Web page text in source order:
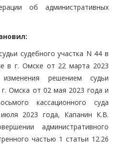
об административных
судебного участка N 44 в
в г. Омске от 22 марта 2023
решением судьи
Омска от 02 мая 2023 года и
кассационного суда
2023 года, Капанин К.В.
административного
частью 1 статьи 12.26